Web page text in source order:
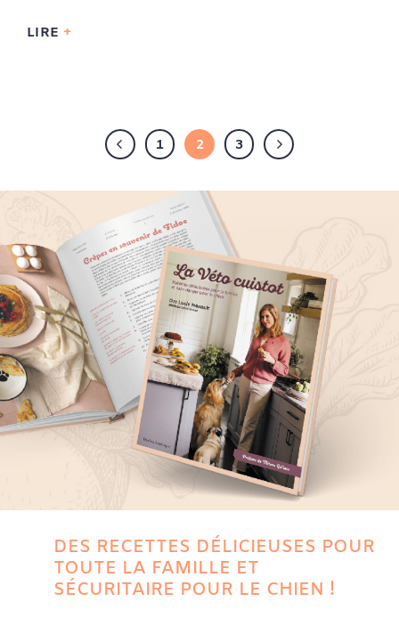
LIRE
1 2 3
DES RECETTES DÉLICIEUSES POUR
TOUTE LA FAMILLE ET
SÉCURITAIRE POUR LE CHIEN !